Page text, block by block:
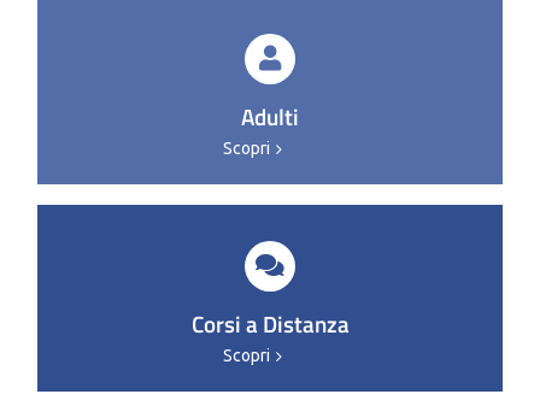
Adulti
Scopri
Corsi a Distanza
Scopri